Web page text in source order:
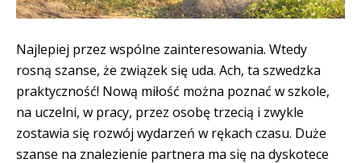
Najlepiej przez wspólne zainteresowania. Wtedy
rosną szanse, że związek się uda. Ach, ta szwedzka
praktyczność! Nową miłość można poznać w szkole,
na uczelni, w pracy, przez osobę trzecią i zwykle
zostawia się rozwój wydarzeń w rękach czasu. Duże
szanse na znalezienie partnera ma się na dyskotece